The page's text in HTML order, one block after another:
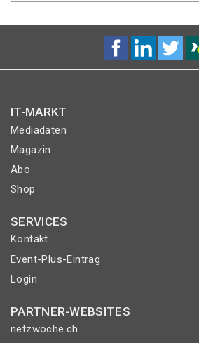
IT-MARKT
Mediadaten
Magazin
Abo
Shop
SERVICES
Kontakt
Event-Plus-Eintrag
Login
PARTNER-WEBSITES
netzwoche.ch